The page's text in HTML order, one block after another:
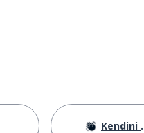
Kendini Tanıtma